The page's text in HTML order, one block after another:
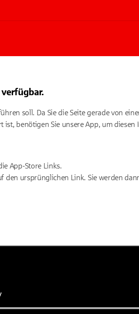
soll. Da Sie die Seite gerade von
benötigen Sie unsere App, um diesen
App-Store Links.
den ursprünglichen Link. Sie werden